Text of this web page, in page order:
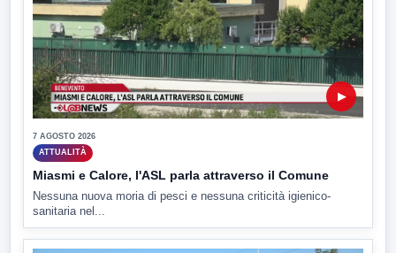
▶
7 AGOSTO 2026
ATTUALITÀ
Miasmi e Calore, l'ASL parla attraverso il Comune
Nessuna nuova moria di pesci e nessuna criticità igienico-
sanitaria nel...